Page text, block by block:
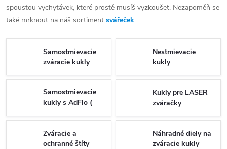
spoustou vychytávek, které prostě musíš vyzkoušet. Nezapoměň se
také mrknout na náš sortiment svářeček.
Samostmievacie
zváracie kukly
Nestmievacie
kukly
Samostmievacie
kukly s AdFlo (
Kukly pre LASER
zváračky
Zváracie a
ochranné štíty
Náhradné diely na
zváracie kukly